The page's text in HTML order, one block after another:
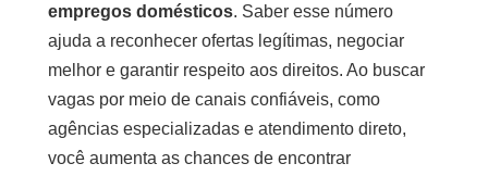
empregos domésticos. Saber esse número
ajuda a reconhecer ofertas legítimas, negociar
melhor e garantir respeito aos direitos. Ao buscar
vagas por meio de canais confiáveis, como
agências especializadas e atendimento direto,
você aumenta as chances de encontrar